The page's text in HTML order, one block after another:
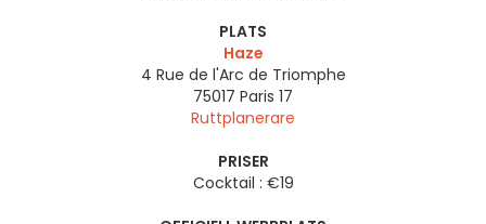
PLATS
Haze
4 Rue de l'Arc de Triomphe
75017 Paris 17
Ruttplanerare
PRISER
Cocktail : €19